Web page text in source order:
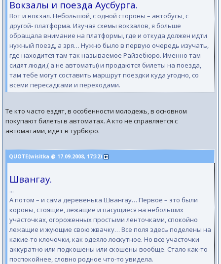
Вокзалы и поезда Аусбурга.
Вот и вокзал. Небольшой, с одной стороны – автобусы, с
другой- платформа. Изучая схемы вокзалов, я больше
обращала внимание на платформы, где и откуда должен идти
нужный поезд, а зря… Нужно было в первую очередь изучать,
где находится там так называемое Райзебюро. Именно там
сидят люди,( а не автоматы) и продаются билеты на поезда,
там тебе могут составить маршрут поездки куда угодно, со
всеми пересадками и переходами.
Те кто часто ездят, в особенности молодежь, в основном
покупают билеты в автоматах. А кто не справляется с
автоматами, идет в турбюро.
QUOTE(wisitka @ 17.09.2008, 17:32)
Швангау.
...
А потом – и сама деревенька Швангау… Первое – это были
коровы, стоящие, лежащие и пасущиеся на небольших
участочках, огороженных простыми ленточками, спокойно
лежащие и жующие свою жвачку… Все поля здесь поделены на
какие-то клочочки, как одеяло лоскутное. Но все участочки
аккуратно или подкошены или скошены вообще. Стало как-то
поспокойнее, словно родное что-то увидела.